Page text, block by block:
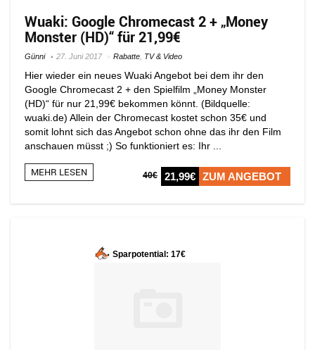
Wuaki: Google Chromecast 2 + „Money
Monster (HD)“ für 21,99€
Günni 27. Juni 2017 Rabatte TV & Video
Hier wieder ein neues Wuaki Angebot bei dem ihr den
Google Chromecast 2 + den Spielfilm „Money Monster
(HD)“ für nur 21,99€ bekommen könnt. (Bildquelle:
wuaki.de) Allein der Chromecast kostet schon 35€ und
somit lohnt sich das Angebot schon ohne das ihr den Film
anschauen müsst ;) So funktioniert es: Ihr ...
MEHR LESEN 40€ 21,99€ ZUM ANGEBOT
Sparpotential: 17€